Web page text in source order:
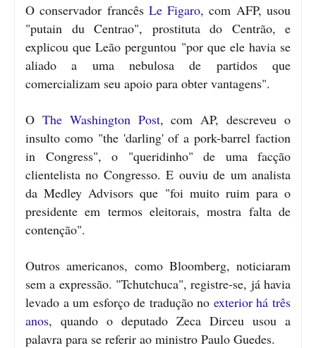
O conservador francês Le Figaro, com AFP, usou
"putain du Centrao", prostituta do Centrão, e
explicou que Leão perguntou "por que ele havia se
aliado a uma nebulosa de partidos que
comercializam seu apoio para obter vantagens".
O The Washington Post, com AP, descreveu o
insulto como "the 'darling' of a pork-barrel faction
in Congress", o "queridinho" de uma facção
clientelista no Congresso. E ouviu de um analista
da Medley Advisors que "foi muito ruim para o
presidente em termos eleitorais, mostra falta de
contenção".
Outros americanos, como Bloomberg, noticiaram
sem a expressão. "Tchutchuca", registre-se, já havia
levado a um esforço de tradução no exterior há três
anos, quando o deputado Zeca Dirceu usou a
palavra para se referir ao ministro Paulo Guedes.